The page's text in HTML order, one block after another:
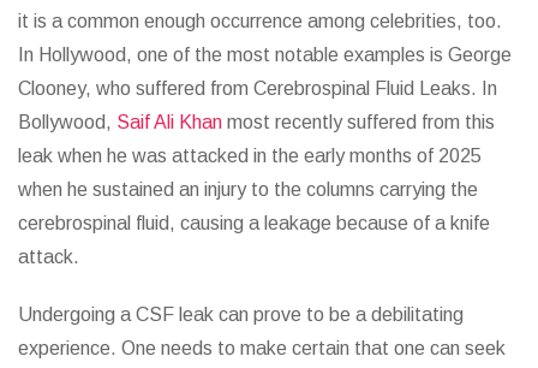
it is a common enough occurrence among celebrities, too.
In Hollywood, one of the most notable examples is George
Clooney, who suffered from Cerebrospinal Fluid Leaks. In
Bollywood, Saif Ali Khan most recently suffered from this
leak when he was attacked in the early months of 2025
when he sustained an injury to the columns carrying the
cerebrospinal fluid, causing a leakage because of a knife
attack.
Undergoing a CSF leak can prove to be a debilitating
experience. One needs to make certain that one can seek